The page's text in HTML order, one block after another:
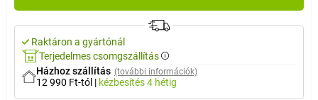
Raktáron a gyártónál
Terjedelmes csomgszállítás
Házhoz szállítás (további információk)
12 990 Ft-tól | kézbesítés4 hétig